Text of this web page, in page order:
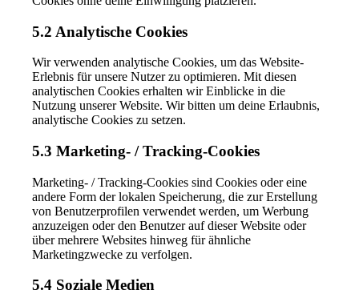
5.2 Analytische Cookies
Wir verwenden analytische Cookies, um das Website-
Erlebnis für unsere Nutzer zu optimieren. Mit diesen
analytischen Cookies erhalten wir Einblicke in die
Nutzung unserer Website. Wir bitten um deine Erlaubnis,
analytische Cookies zu setzen.
5.3 Marketing- / Tracking-Cookies
Marketing- / Tracking-Cookies sind Cookies oder eine
andere Form der lokalen Speicherung, die zur Erstellung
von Benutzerprofilen verwendet werden, um Werbung
anzuzeigen oder den Benutzer auf dieser Website oder
über mehrere Websites hinweg für ähnliche
Marketingzwecke zu verfolgen.
5.4 Soziale Medien